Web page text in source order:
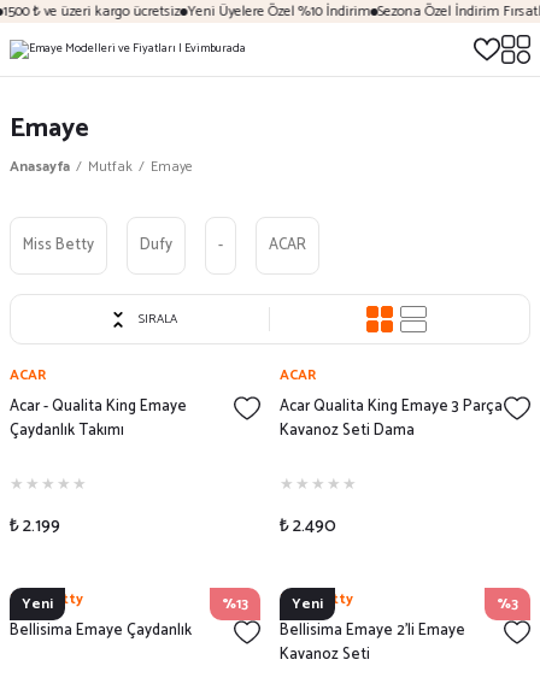
₺ ve üzeri kargo ücretsiz Yeni Üyelere Özel %10 İndirim Sezona Özel İndirim
Emaye
Anasayfa Mutfak Emaye
Miss Betty Dufy - ACAR
SIRALA
ACAR
Acar - Qualita King Emaye
Çaydanlık Takımı
₺ 2.199
ACAR
Acar Qualita King Emaye 3 Parça
Kavanoz Seti Dama
₺ 2.490
Yeni %13
Miss Betty
Bellisima Emaye Çaydanlık
Yeni %3
Miss Betty
Bellisima Emaye 2'li Emaye
Kavanoz Seti